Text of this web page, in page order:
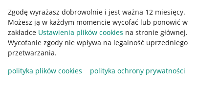
Zgodę wyrażasz dobrowolnie i jest ważna 12 miesięcy.
Możesz ją w każdym momencie wycofać lub ponowić w
zakładce Ustawienia plików cookies na stronie głównej.
Wycofanie zgody nie wpływa na legalność uprzedniego
przetwarzania.
polityka plików cookies
polityka ochrony prywatności
Pobierz aplikację